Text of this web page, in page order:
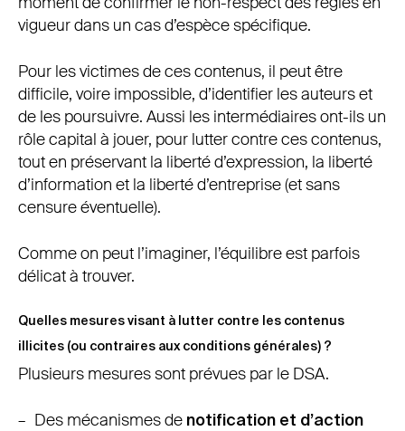
vigueur dans un cas d’espèce spécifique.
Pour les victimes de ces contenus, il peut être
difficile, voire impossible, d’identifier les auteurs et
de les poursuivre. Aussi les intermédiaires ont-ils un
rôle capital à jouer, pour lutter contre ces contenus,
tout en préservant la liberté d’expression, la liberté
d’information et la liberté d’entreprise (et sans
censure éventuelle).
Comme on peut l’imaginer, l’équilibre est parfois
délicat à trouver.
Quelles mesures visant à lutter contre les contenus
illicites (ou contraires aux conditions générales) ?
Plusieurs mesures sont prévues par le DSA.
Des mécanismes de notification et d’action